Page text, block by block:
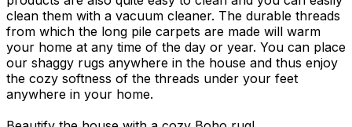
clean them with a vacuum cleaner. The durable threads
from which the long pile carpets are made will warm
your home at any time of the day or year. You can place
our shaggy rugs anywhere in the house and thus enjoy
the cozy softness of the threads under your feet
anywhere in your home.